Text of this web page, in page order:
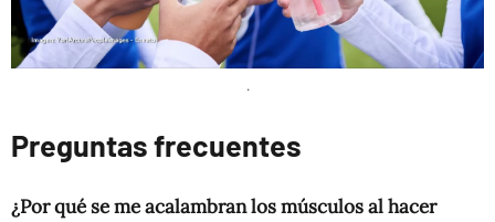
.
Preguntas frecuentes
¿Por qué se me acalambran los músculos al hacer